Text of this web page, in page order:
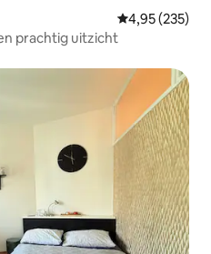
Gemiddelde
4,95 (235)
prachtig uitzicht